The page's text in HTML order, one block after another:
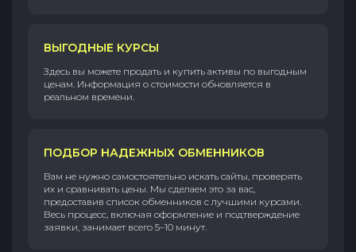
ВЫГОДНЫЕ КУРСЫ
Здесь вы можете продать и купить активы по выгодным
ценам. Информация о стоимости обновляется в
реальном времени.
ПОДБОР НАДЕЖНЫХ ОБМЕННИКОВ
Вам не нужно самостоятельно искать сайты, проверять
их и сравнивать цены. Мы сделаем это за вас,
предоставив список обменников с лучшими курсами.
Весь процесс, включая оформление и подтверждение
заявки, занимает всего 5–10 минут.